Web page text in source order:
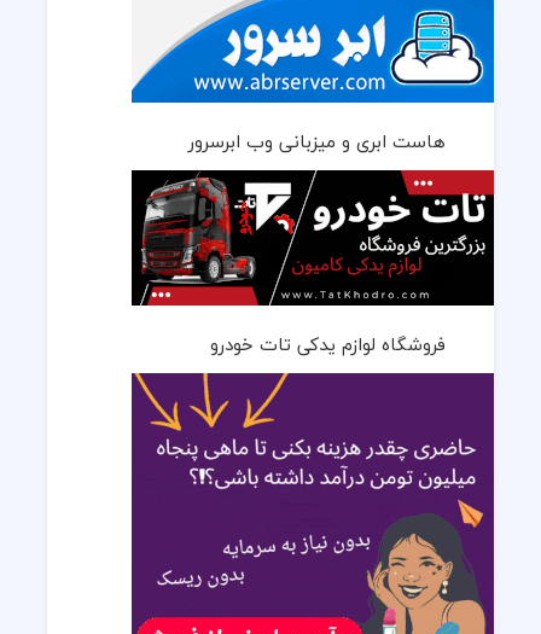
هاست ابری و میزبانی وب ابرسرور
فروشگاه لوازم یدکی تات خودرو